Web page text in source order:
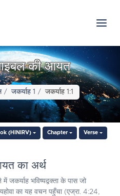
की आयत
जकर्याह 1 जकर्याह 1:1
(HINIRV) Chapter Verse
का अर्थ
जकर्याह भविष्यद्वक्ता के पास जो
यहोवा का यह वचन पहुँचा (एज्रा. 4:24,